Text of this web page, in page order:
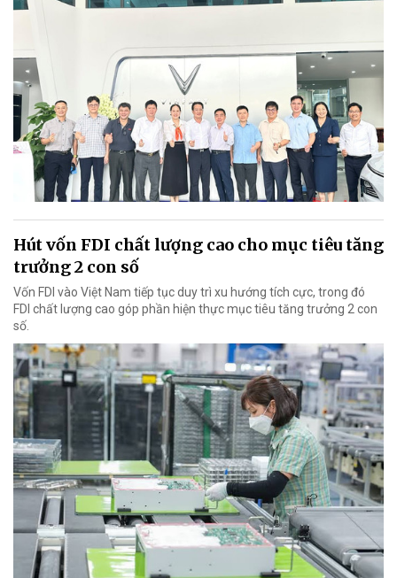
Hút vốn FDI chất lượng cao cho mục tiêu tăng
trưởng 2 con số
Vốn FDI vào Việt Nam tiếp tục duy trì xu hướng tích cực, trong đó
FDI chất lượng cao góp phần hiện thực mục tiêu tăng trưởng 2 con
số.